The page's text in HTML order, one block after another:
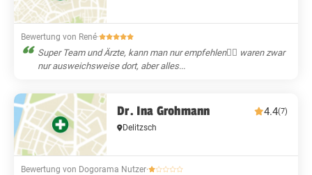
Bewertung von René·
Super Team und Ärzte, kann man nur empfehlen👍🏻 waren zwar
nur ausweichsweise dort, aber alles...
Dr. Ina Grohmann 4.4(7)
Delitzsch
Bewertung von Dogorama Nutzer·